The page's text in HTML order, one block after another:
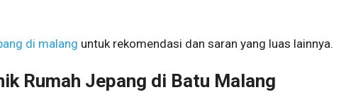
di malang untuk rekomendasi dan saran yang luas lainnya.
Rumah Jepang di Batu Malang